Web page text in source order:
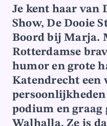
Je kent haar van
Show, De Dooie
Boord bij Marja.
Rotterdamse
humor en grote
Katendrecht een
podium en graag